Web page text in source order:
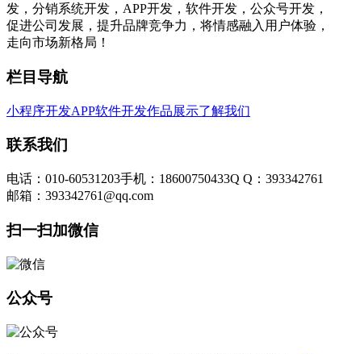
发，分销系统开发，APP开发，软件开发，公众号开发，
促进公司发展，提升品牌竞争力，将情感融入用户体验，
走向市场新格局！
栏目导航
小程序开发APP软件开发作品展示了解我们
联系我们
电话：010-60531203手机：18600750433Q Q：393342761
邮箱：393342761@qq.com
扫一扫加微信
公众号